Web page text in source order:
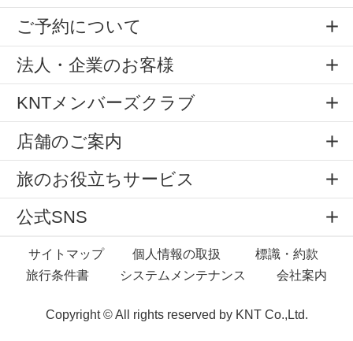
ご予約について
法人・企業のお客様
KNTメンバーズクラブ
店舗のご案内
旅のお役立ちサービス
公式SNS
サイトマップ 個人情報の取扱
標識・約款
旅行条件書
システムメンテナンス 会社案内
Copyright © All rights reserved by KNT Co.,Ltd.